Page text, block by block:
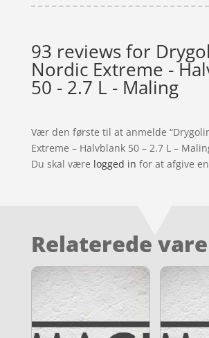
93 reviews for
Nordic Extreme -
50 - 2.7 L - Maling
Vær den første til at anmelde
Extreme – Halvblank 50 – 2.7 L –
Du skal være logged in for at afgive
Relaterede